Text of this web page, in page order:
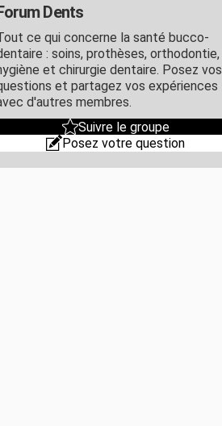
Dents
ce qui concerne la santé bucco-
: soins, prothèses, orthodontie,
et chirurgie dentaire. Posez vos
et partagez vos expériences
d'autres membres.
Suivre le groupe
Posez votre question